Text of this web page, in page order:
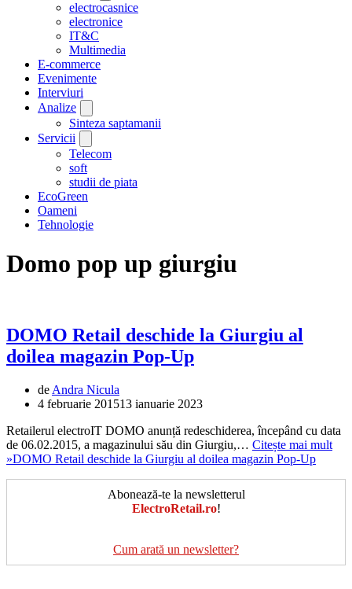
electrocasnice
electronice
IT&C
Multimedia
E-commerce
Evenimente
Interviuri
Analize
Sinteza saptamanii
Servicii
Telecom
soft
studii de piata
EcoGreen
Oameni
Tehnologie
Domo pop up giurgiu
DOMO Retail deschide la Giurgiu al
doilea magazin Pop-Up
de Andra Nicula
4 februarie 201513 ianuarie 2023
Retailerul electroIT DOMO anunță redeschiderea, începând cu data
de 06.02.2015, a magazinului său din Giurgiu,… Citește mai mult
»DOMO Retail deschide la Giurgiu al doilea magazin Pop-Up
Abonează-te la newsletterul
ElectroRetail.ro!
Cum arată un newsletter?